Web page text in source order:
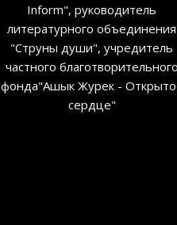
Inform", руководитель
литературного объединения
"Струны души", учредитель
частного благотворительного
фонда"Ашык Журек -
сердце"